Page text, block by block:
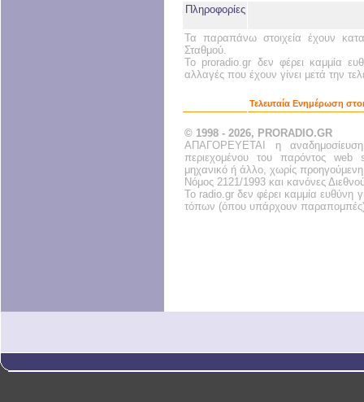
Πληροφορίες
Τα παραπάνω στοιχεία έχουν
Σταθμού.
Το proradio.gr δεν φέρει καμμία
αλλαγές που έχουν γίνει μετά την
Τελευταία Ενημέρωση
© 1998 - 2026, PRORADIO.GR
ΑΠΑΓΟΡΕΥΕΤΑΙ η
περιεχομένου του παρόντος web
μηχανικό ή άλλο, χωρίς
Νόμος 2121/1993 και κανόνες
Το radio.gr δεν φέρει καμμία ευθύνη
τόπων (όπου υπάρχουν